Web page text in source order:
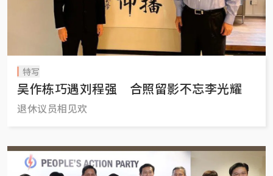
特写
吴作栋巧遇刘程强 合照留影不忘李光耀
退休议员相见欢